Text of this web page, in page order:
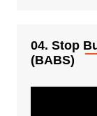
04. Stop
(BABS)